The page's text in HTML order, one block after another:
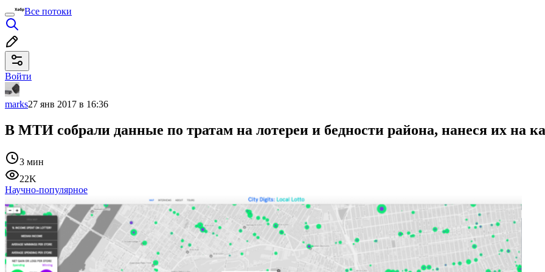
Все потоки
Войти
marks27 янв 2017 в 16:36
В МТИ собрали данные по тратам на лотереи и бедности района, нанеся их на
3 мин
22K
Научно-популярное